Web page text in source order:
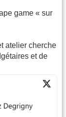
game « sur
atelier cherche
et de